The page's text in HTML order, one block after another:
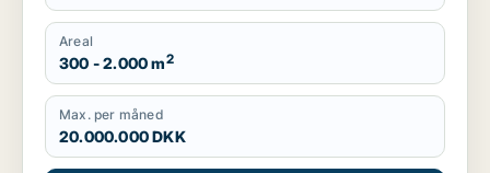
Areal
300 - 2.000 m2
Max. per måned
20.000.000 DKK